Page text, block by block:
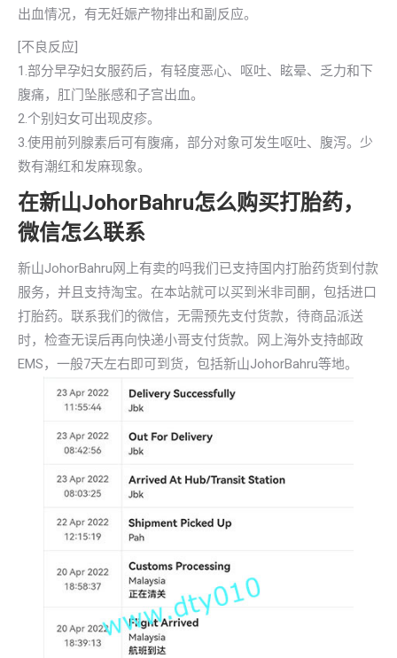
出血情况，有无妊娠产物排出和副反应。
[不良反应]
1.部分早孕妇女服药后，有轻度恶心、呕吐、眩晕、乏力和下
腹痛，肛门坠胀感和子宫出血。
2.个别妇女可出现皮疹。
3.使用前列腺素后可有腹痛，部分对象可发生呕吐、腹泻。少
数有潮红和发麻现象。
在新山JohorBahru怎么购买打胎药，
微信怎么联系
新山JohorBahru网上有卖的吗我们已支持国内打胎药货到付款
服务，并且支持淘宝。在本站就可以买到米非司酮，包括进口
打胎药。联系我们的微信，无需预先支付货款，待商品派送
时，检查无误后再向快递小哥支付货款。网上海外支持邮政
EMS，一般7天左右即可到货，包括新山JohorBahru等地。